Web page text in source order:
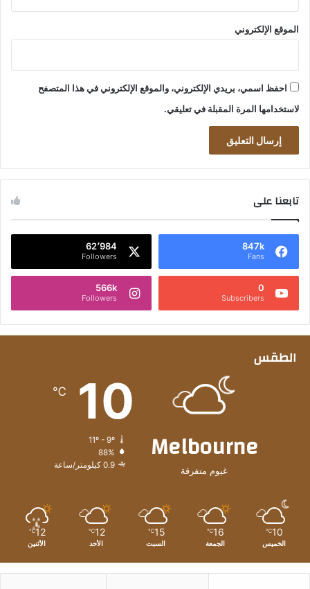
الموقع الإلكتروني
احفظ اسمي، بريدي الإلكتروني، والموقع الإلكتروني في هذا المتصفح
لاستخدامها المرة المقبلة في تعليقي.
تابعنا على
847k
Fans
62٬984
Followers
0
Subscribers
566k
Followers
الطقس
Melbourne
غيوم متفرقة
10
℃
11º - 9º
88%
0.9 كيلومتر/ساعة
10
℃
الخميس
16
℃
الجمعة
15
℃
السبت
12
℃
الأحد
12
℃
الأثنين